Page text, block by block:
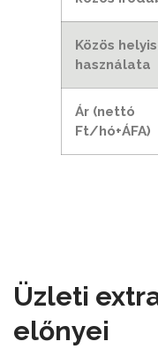
Közös
használata
Ár (nettó
Ft/hó+ÁFA)
Üzleti
előnyei